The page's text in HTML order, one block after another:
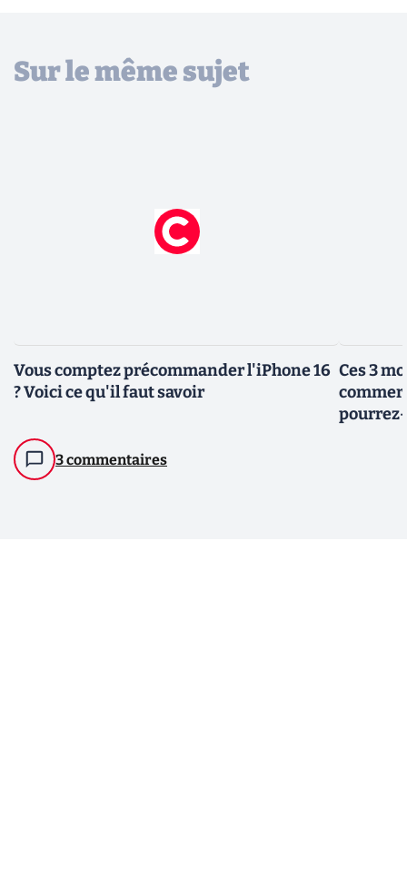
Sur le même sujet
Vous comptez précommander l'iPhone 16
? Voici ce qu'il faut savoir
3 commentaires
Ces 3